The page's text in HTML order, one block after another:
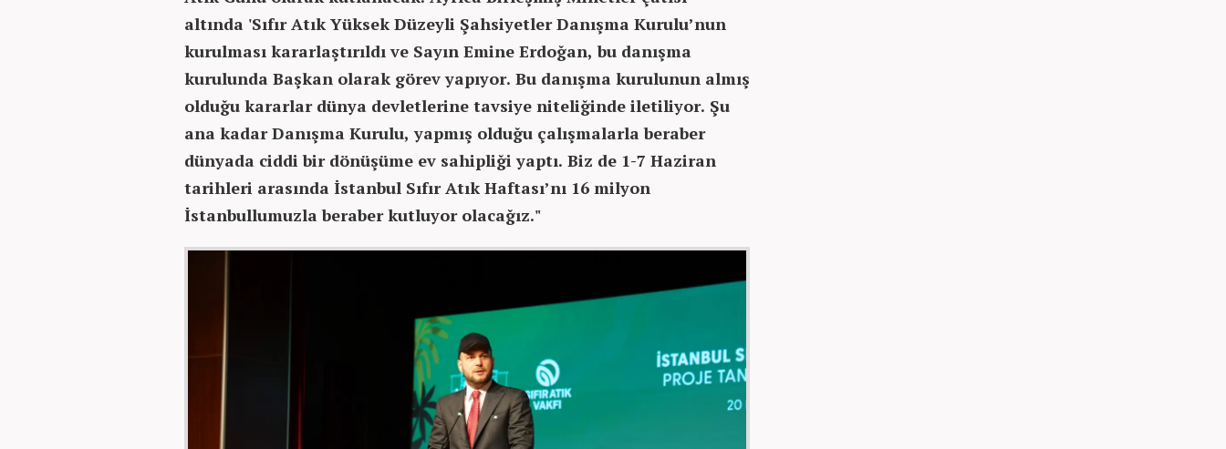
altında 'Sıfır Atık Yüksek Düzeyli Şahsiyetler Danışma Kurulu’nun
kurulması kararlaştırıldı ve Sayın Emine Erdoğan, bu danışma
kurulunda Başkan olarak görev yapıyor. Bu danışma kurulunun almış
olduğu kararlar dünya devletlerine tavsiye niteliğinde iletiliyor. Şu
ana kadar Danışma Kurulu, yapmış olduğu çalışmalarla beraber
dünyada ciddi bir dönüşüme ev sahipliği yaptı. Biz de 1-7 Haziran
tarihleri arasında İstanbul Sıfır Atık Haftası’nı 16 milyon
İstanbullumuzla beraber kutluyor olacağız."